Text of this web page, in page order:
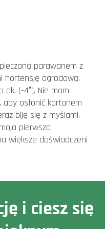
parawanem z
hortensję ogrodową.
ok. (-4°). Nie mam
aby osłonić kartonem
biję się z myślami,
pierwsza
większe doświadczeni
i ciesz się